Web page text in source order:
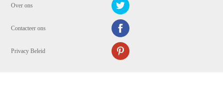
Over ons
Contacteer ons
Privacy Beleid